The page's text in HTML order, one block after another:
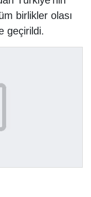
birlikler olası
geçirildi.